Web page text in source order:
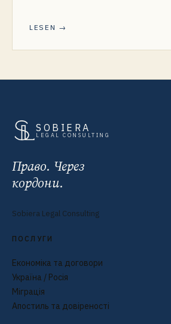
LESEN →
SOBIERA
LEGAL CONSULTING
Право. Через
кордони.
Sobiera Legal Consulting
ПОСЛУГИ
Економіка та договори
Україна / Росія
Міграція
Апостиль та довіреності